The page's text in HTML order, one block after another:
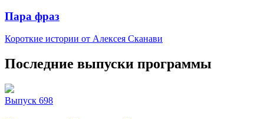
Пара фраз
Короткие истории от Алексея Сканави
Последние выпуски программы
Выпуск 698